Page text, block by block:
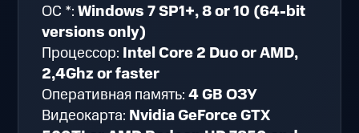
ОС *:Windows 7 SP1+, 8 or 10 (64-bit
versions only)
Процессор: Intel Core 2 Duo or AMD,
2,4Ghz or faster
Оперативная память:4 GB ОЗУ
Видеокарта: Nvidia GeForce GTX